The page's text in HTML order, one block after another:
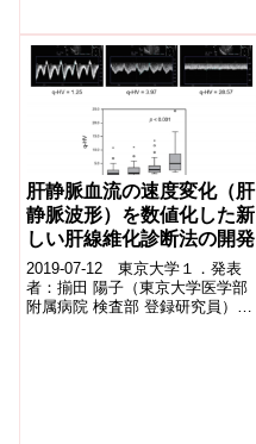
発。...
肝静脈血流の速度変化（肝
静脈波形）を数値化した新
しい肝線維化診断法の開発
2019-07-12 東京大学１．発表
者：揃田 陽子（東京大学医学部
附属病院 検査部 登録研究員）中